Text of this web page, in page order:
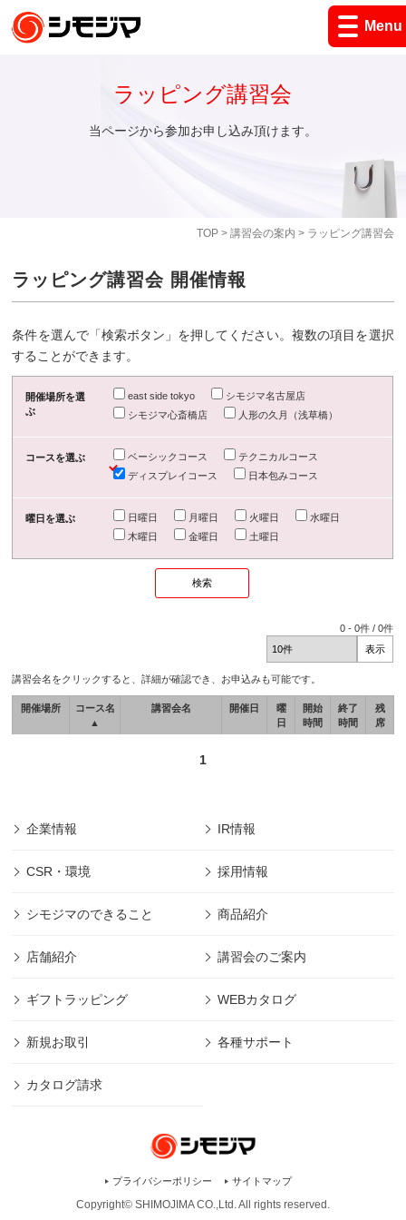
Menu
TOP> 講習会の案内 > ラッピング講習会
ラッピング講習会
当ページから参加お申し込み頂けます。
ラッピング講習会 開催情報
条件を選んで「検索ボタン」を押してください。複数の項目を選択
することができます。
開催場所を選
ぶ
east side tokyo
シモジマ名古屋店
シモジマ心斎橋店
人形の久月（浅草橋）
コースを選ぶ ベーシックコース
テクニカルコース
ディスプレイコース
日本包みコース
曜日を選ぶ 日曜日 月曜日 火曜日
水曜日
木曜日
金曜日 土曜日
0 -0件 /0件
講習会名をクリックすると、詳細が確認でき、お申込みも可能です。
開催場所
コース名
▲
講習会名 開催日
曜
日
開始
時間
終了
時間
残
席
1
企業情報 IR情報
CSR・環境 採用情報
シモジマのできること 商品紹介
店舗紹介 講習会のご案内
ギフトラッピング WEBカタログ
新規お取引 各種サポート
カタログ請求
プライバシーポリシー サイトマップ
Copyright© SHIMOJIMA CO.,Ltd. All rights reserved.